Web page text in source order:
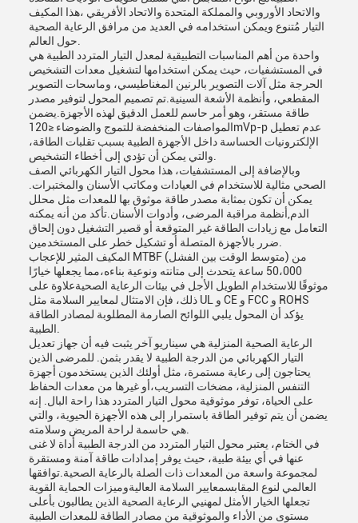
والاتحاد الأوروبي والمملكة المتحدة والاتحاد الأفريقي ،هذا المكيف
التيار مُتنوع ويمكن استخدامه في العديد من مرافق الرعاية الصحية
واحدة من أهم المناسبات التطبيقية لمعدل التيار المتردد الطبية هي
في المستشفيات، حيث يمكن استخدامها لتشغيل معدات التشخيص
الحرجة مثل آلات التصوير بالرنين المغناطيسي، وماسحات التصوير
المقطعي، وأنظمة الأشعة السينية.تم تصميم المحول لتوفير مصدر
طاقة مستقر، وهو أمر حاسم للعمل الدقيق لهذه الأجهزة.يضمن
المواصفات المنخفضة للتموج والضوضاء ≤120mVp-p عدم تعطيل
الإلكترونيات الحساسة داخل الأجهزة الطبية بسبب تقلبات الطاقة،
وبالإضافة إلى المستشفيات، هذا محول التيار الكهربائي الصف
الصحي مثالية للاستخدام في العيادات ومكاتب الأسنان والمختبرات.
يمكن أن تكون بمثابة مصدر طاقة موثوق بها للمعدات مثل محلل
الدم,أنظمة مراقبة المرضى، وأدوات الأسنان.تأكد من أنه يمكنه
التعامل مع زيادات الطاقة غير المتوقعة أو قصير التشغيل دون إلحاق
المكيف المثير للإعجاب MTBF (متوسط الوقت بين الفشل) من
50،000 ساعة يتحدث إلى متانته ونوعية بناءه،مما يجعلها خيارًا
موثوقًا للاستخدام الطويل الأجل في بيئات الرعاية الصحيةعلاوة على
ذلك، فإن الامتثال لمعايير السلامة مثل UL و CE و FCC و ROHS
يؤكد أن المحول يلبي اللوائح الصارمة المطلوبة لمصادر الطاقة
الرعاية الصحية المنزلية هي سيناريو آخر يثبت فيه أن جهاز تعديل
التيار الكهربائي من الدرجة الطبية لا يقدر بثمن. للمرضى الذين
يحتاجون إلى رعاية مستمرة، مثل أولئك الذين يستخدمون أجهزة
التنفس المنزلية، مضخات التسريب،أو غيرها من معدات الحفاظ
على الحياة، توفر موثوقية محول التيار المتردد هذا راحة البال. إنه
يضمن أن يتم توفير الطاقة باستمرار إلى هذه الأجهزة الحيوية، والتي
في الختام، يعتبر محول التيار المتردد من الدرجة الطبية أداة لا غنى
عنها في أي بيئة طبية، حيث يوفر إمدادات طاقة آمنة ومستقرة
لمجموعة واسعة من المعدات ذات الصلة بالرعاية الصحية.توافقها
العالمي لنوع المقابسمعايير السلامة العاليةوميزات الحماية القوية
تجعلها الخيار الأمثل لمهنيي الرعاية الصحية الذين يطالبون بأعلى
مستوى من الأداء والموثوقية من مصادر الطاقة للمعدات الطبية